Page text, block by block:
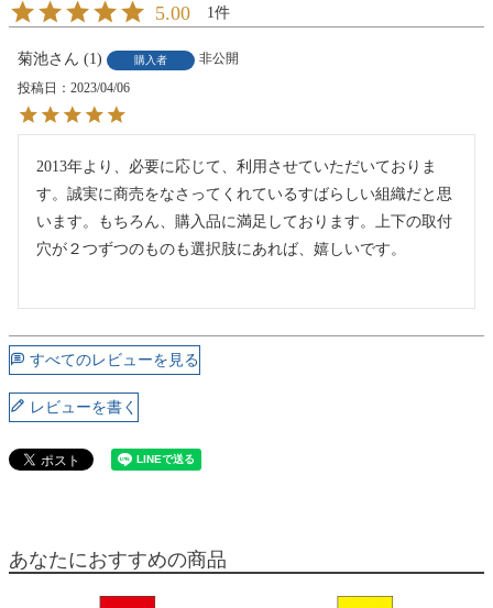
5.00 1
菊池 1 購入者
非公開
投稿日
2023/04/06
2013年より、必要に応じて、利用させていただいておりま
す。誠実に商売をなさってくれているすばらしい組織だと思
います。もちろん、購入品に満足しております。上下の取付
穴が２つずつのものも選択肢にあれば、嬉しいです。
すべてのレビューを見る
レビューを書く
あなたにおすすめの商品